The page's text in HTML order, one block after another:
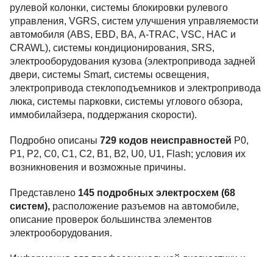
рулевой колонки, системы блокировки рулевого
управления, VGRS, систем улучшения управляемости
автомобиля (ABS, EBD, BA, А-TRАC, VSC, HAC и
CRAWL), системы кондиционирования, SRS,
электрооборудования кузова (электропривода задней
двери, системы Smart, системы освещения,
электропривода стеклоподъемников и электропривода
люка, системы парковки, системы углового обзора,
иммобилайзера, поддержания скорости).
Подробно описаны 729 кодов неисправностей P0,
P1, P2, C0, C1, С2, B1, B2, U0, U1, Flash; условия их
возникновения и возможные причины.
Представлено 145 подробных электросхем (68
систем), расположение разъемов на автомобиле,
описание проверок большинства элементов
электрооборудования.